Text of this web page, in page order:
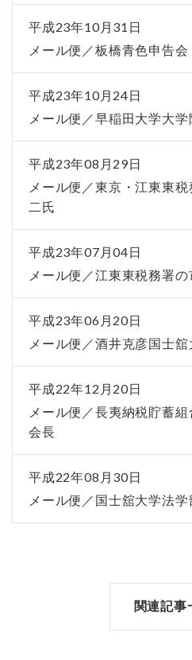
平成23年10月31日
メール便／板橋青色申告
平成23年10月24日
メール便／早稲田大学大
平成23年08月29日
メール便／東京・江東東
二氏
平成23年07月04日
メール便／江東東税務署
平成23年06月20日
メール便／酒井克彦国士
平成22年12月20日
メール便／長夷納税貯蓄
会長
平成22年08月30日
メール便／国士舘大学法
関連記事